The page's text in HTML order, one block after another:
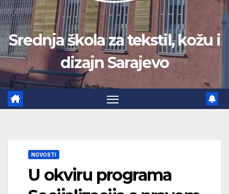
Srednja škola za tekstil, kožu i
dizajn Sarajevo
NOVOSTI
U okviru programa